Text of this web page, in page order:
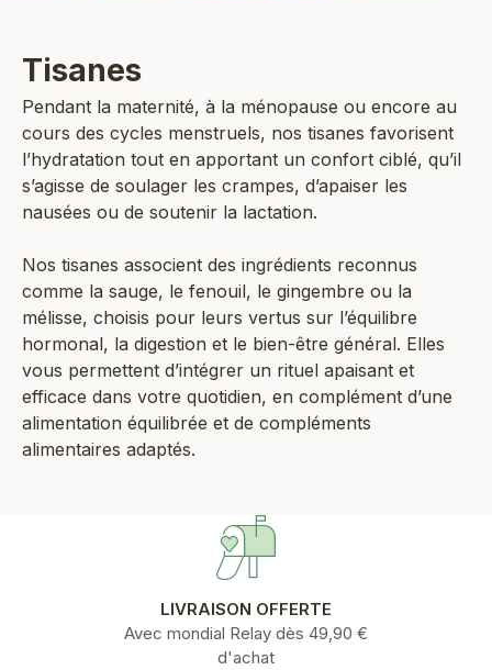
Tisanes
Pendant la maternité, à la ménopause ou encore au
cours des cycles menstruels, nos tisanes favorisent
l’hydratation tout en apportant un confort ciblé, qu’il
s’agisse de soulager les crampes, d’apaiser les
nausées ou de soutenir la lactation.
Nos tisanes associent des ingrédients reconnus
comme la sauge, le fenouil, le gingembre ou la
mélisse, choisis pour leurs vertus sur l’équilibre
hormonal, la digestion et le bien-être général. Elles
vous permettent d’intégrer un rituel apaisant et
efficace dans votre quotidien, en complément d’une
alimentation équilibrée et de compléments
alimentaires adaptés.
LIVRAISON OFFERTE
Avec mondial Relay dès 49,90 €
d'achat